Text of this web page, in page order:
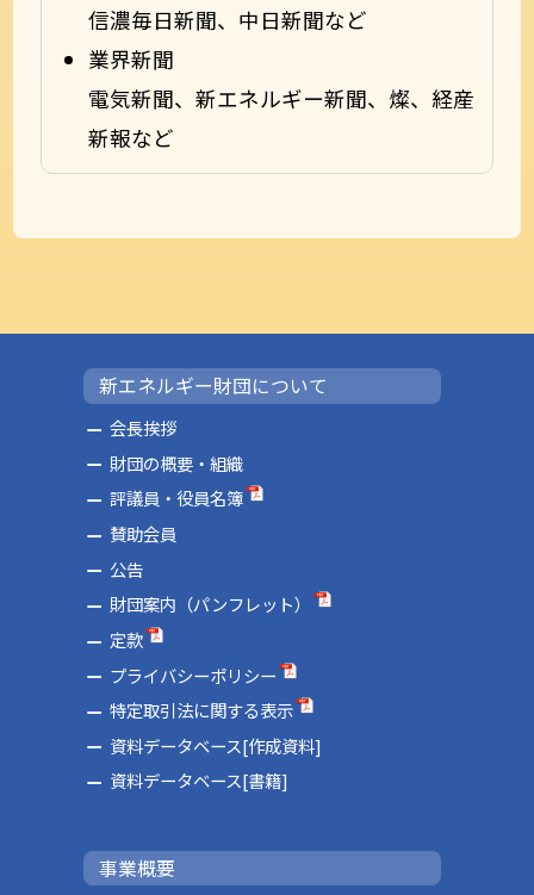
信濃毎日新聞、中日新聞など
業界新聞
電気新聞、新エネルギー新聞、燦、経産
新報など
新エネルギー財団について
会長挨拶
財団の概要・組織
評議員・役員名簿
賛助会員
公告
財団案内（パンフレット）
定款
プライバシーポリシー
特定取引法に関する表示
資料データベース[作成資料]
資料データベース[書籍]
事業概要